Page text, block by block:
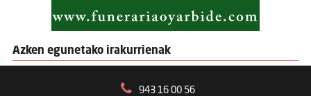
Azken egunetako irakurrienak
943 16 00 56